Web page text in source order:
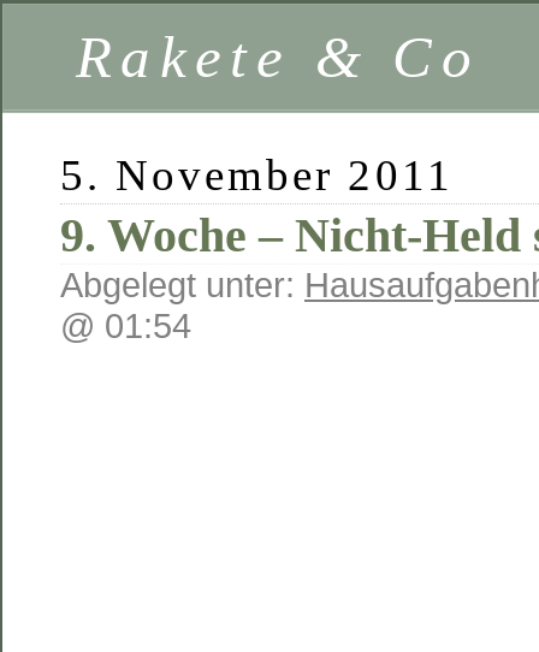
Rakete & Co
5. November 2011
9. Woche – Nicht-Held
Abgelegt unter:
@ 01:54